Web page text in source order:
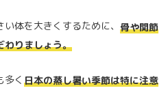
体を大きくするために、 骨や関節
わりましょう。
多く 日本の蒸し暑い季節は特に注意